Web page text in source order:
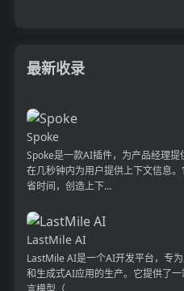
最新收录
Spoke
Spoke是一款AI插件，为产品经理
在几秒钟内为用户提供上下文信息
省时间，创造上下...
LastMile AI
LastMile AI是一个AI开发平台，专
和生成式AI应用的生产。它提供了